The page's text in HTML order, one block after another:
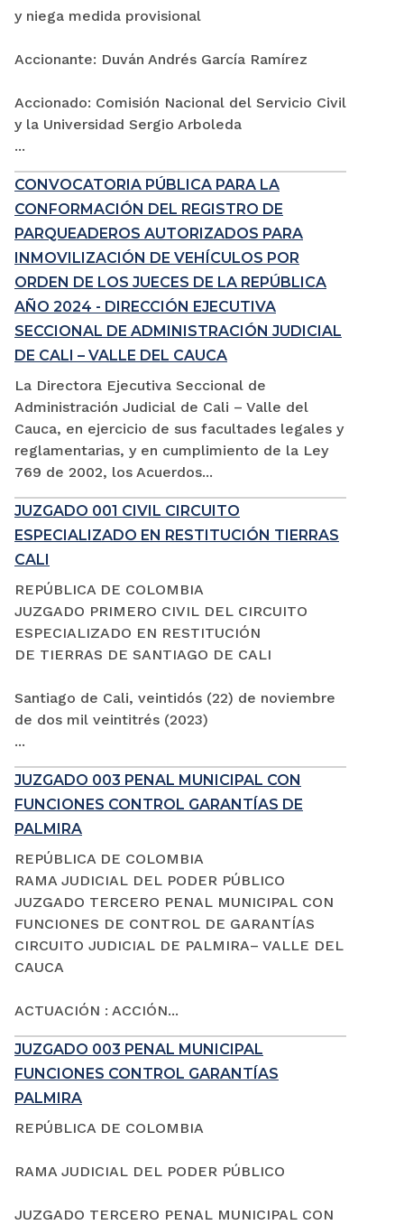
y niega medida provisional
Accionante: Duván Andrés García Ramírez
Accionado: Comisión Nacional del Servicio Civil
y la Universidad Sergio Arboleda
...
CONVOCATORIA PÚBLICA PARA LA
CONFORMACIÓN DEL REGISTRO DE
PARQUEADEROS AUTORIZADOS PARA
INMOVILIZACIÓN DE VEHÍCULOS POR
ORDEN DE LOS JUECES DE LA REPÚBLICA
AÑO 2024 - DIRECCIÓN EJECUTIVA
SECCIONAL DE ADMINISTRACIÓN JUDICIAL
DE CALI – VALLE DEL CAUCA
La Directora Ejecutiva Seccional de
Administración Judicial de Cali – Valle del
Cauca, en ejercicio de sus facultades legales y
reglamentarias, y en cumplimiento de la Ley
769 de 2002, los Acuerdos...
JUZGADO 001 CIVIL CIRCUITO
ESPECIALIZADO EN RESTITUCIÓN TIERRAS
CALI
REPÚBLICA DE COLOMBIA
JUZGADO PRIMERO CIVIL DEL CIRCUITO
ESPECIALIZADO EN RESTITUCIÓN
DE TIERRAS DE SANTIAGO DE CALI
Santiago de Cali, veintidós (22) de noviembre
de dos mil veintitrés (2023)
...
JUZGADO 003 PENAL MUNICIPAL CON
FUNCIONES CONTROL GARANTÍAS DE
PALMIRA
REPÚBLICA DE COLOMBIA
RAMA JUDICIAL DEL PODER PÚBLICO
JUZGADO TERCERO PENAL MUNICIPAL CON
FUNCIONES DE CONTROL DE GARANTÍAS
CIRCUITO JUDICIAL DE PALMIRA– VALLE DEL
CAUCA
ACTUACIÓN : ACCIÓN...
JUZGADO 003 PENAL MUNICIPAL
FUNCIONES CONTROL GARANTÍAS
PALMIRA
REPÚBLICA DE COLOMBIA
RAMA JUDICIAL DEL PODER PÚBLICO
JUZGADO TERCERO PENAL MUNICIPAL CON